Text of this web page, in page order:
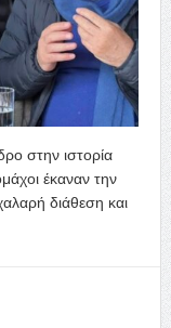
στην ιστορία
έκαναν την
διάθεση και